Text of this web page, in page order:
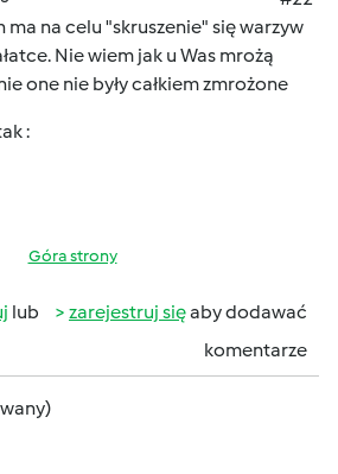
ma na celu "skruszenie" się warzyw
Nie wiem jak u Was mrożą
one nie były całkiem zmrożone
:
Góra strony
lub zarejestruj sięaby dodawać
komentarze